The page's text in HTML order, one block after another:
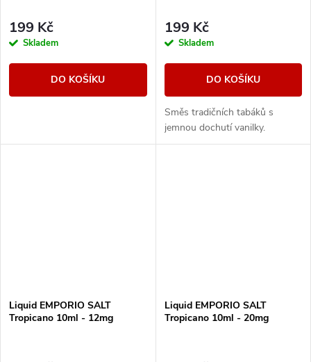
199 Kč
Skladem
DO KOŠÍKU
199 Kč
Skladem
DO KOŠÍKU
Směs tradičních tabáků s
jemnou dochutí vanilky.
Liquid EMPORIO SALT
Tropicano 10ml - 12mg
Liquid EMPORIO SALT
Tropicano 10ml - 20mg